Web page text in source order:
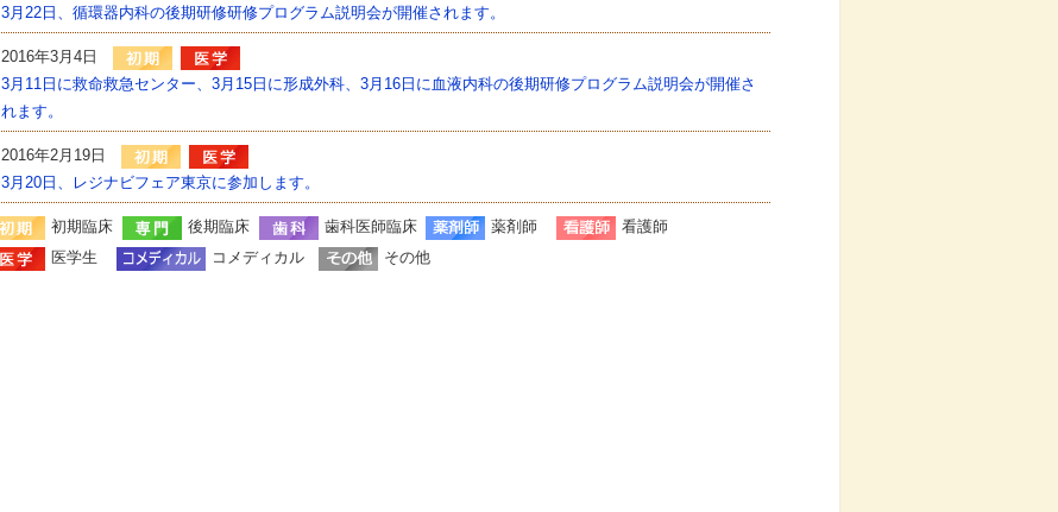
3月22日、循環器内科の後期研修研修プログラム説明会が開催されます。
2016年3月4日
3月11日に救命救急センター、3月15日に形成外科、3月16日に血液内科の後期研修プログラム説明会が開催さ
れます。
2016年2月19日
3月20日、レジナビフェア東京に参加します。
初期臨床 後期臨床 歯科医師臨床 薬剤師
看護師
医学生
コメディカル その他